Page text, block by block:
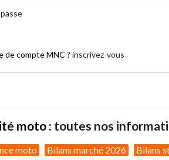
de compte MNC ? inscrivez-vous
moto : toutes nos
moto Bilans marché 2026 Bilans